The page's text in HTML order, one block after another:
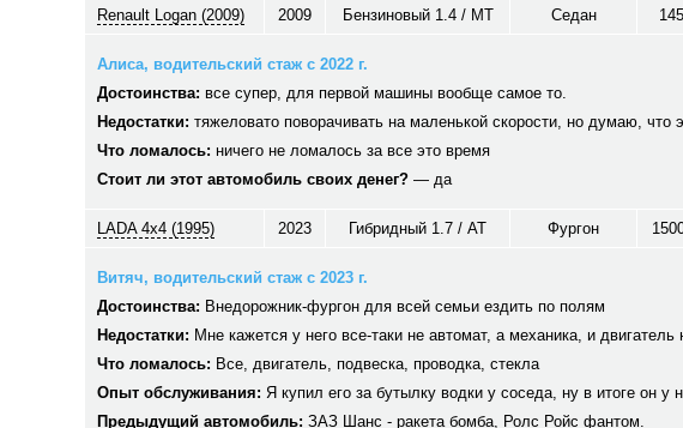
Renault Logan (2009) 2009 Бензиновый 1.4 / MT Седан
Алиса, водительский стаж с 2022 г.
Достоинства: все супер, для первой машины вообще самое то.
Недостатки: тяжеловато поворачивать на маленькой скорости, но думаю, что
Что ломалось: ничего не ломалось за все это время
Стоит ли этот автомобиль своих денег? — да
LADA 4x4 (1995) 2023 Гибридный 1.7 / AT Фургон
Витяч, водительский стаж с 2023 г.
Достоинства: Внедорожник-фургон для всей семьи ездить по полям
Недостатки: Мне кажется у него все-таки не автомат, а механика, и
Что ломалось: Все, двигатель, подвеска, проводка, стекла
Опыт обслуживания: Я купил его за бутылку водки у соседа, ну в итоге он у
Предыдущий автомобиль: ЗАЗ Шанс - ракета бомба, Ролс Ройс фантом.